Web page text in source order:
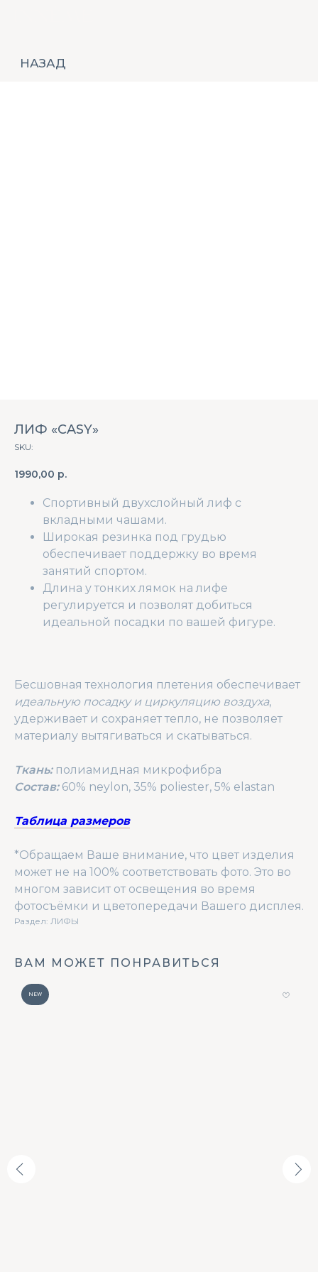
ЛИФ «CASY»
SKU:
1990,00 р.
Спортивный двухслойный лиф с
вкладными чашами.
Широкая резинка под грудью
обеспечивает поддержку во время
занятий спортом.
Длина у тонких лямок на лифе
регулируется и позволят добиться
идеальной посадки по вашей фигуре.
Бесшовная технология плетения обеспечивает
идеальную посадку и циркуляцию воздуха,
удерживает и сохраняет тепло, не позволяет
материалу вытягиваться и скатываться.
Ткань:полиамидная микрофибра
Состав: 60% neylon, 35% poliester, 5% elastan
Таблица размеров
*Обращаем Ваше внимание, что цвет изделия
может не на 100% соответствовать фото. Это во
многом зависит от освещения во время
фотосъёмки и цветопередачи Вашего дисплея.
Раздел: ЛИФЫ
ВАМ МОЖЕТ ПОНРАВИТЬСЯ
NEW